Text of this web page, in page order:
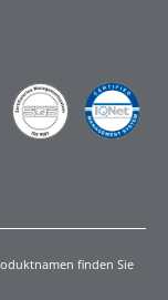
finden Sie